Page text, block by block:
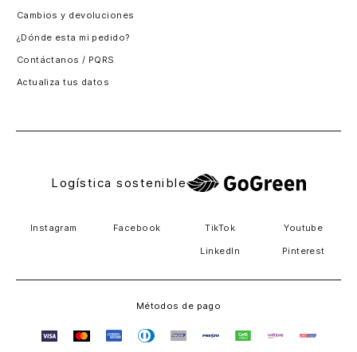
Cambios y devoluciones
¿Dónde esta mi pedido?
Contáctanos / PQRS
Actualiza tus datos
Logística sostenible
Instagram Facebook TikTok Youtube
LinkedIn Pinterest
Métodos de pago